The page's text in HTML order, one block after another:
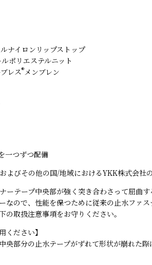
ナイロンリップストップ
リエステルニット
レス®メンブレン
一つずつ配備
よびその他の国/地域におけるYKK株式会社
ーテープ中央部が強く突き合わさって屈曲
なので、性能を保つために従来の止水ファ
の取扱注意事項をお守りください。
ください】
央部分の止水テープがずれて形状が崩れた